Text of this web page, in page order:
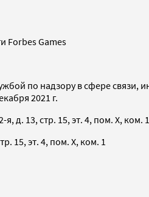
Forbes Games
по надзору в сфере
2021 г.
д. 13, стр. 15, эт. 4, пом. X, ком. 1
15, эт. 4, пом. X, ком. 1